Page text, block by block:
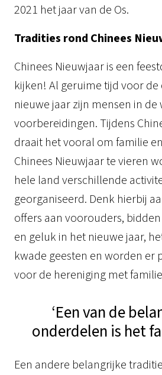
2021 het jaar van de Os.
Tradities rond Chinees
Chinees Nieuwjaar is een
kijken! Al geruime tijd voor
nieuwe jaar zijn mensen in de
voorbereidingen. Tijdens
draait het vooral om familie
Chinees Nieuwjaar te vieren
hele land verschillende
georganiseerd. Denk hierbij
offers aan voorouders,
en geluk in het nieuwe jaar,
kwade geesten en worden er
voor de hereniging met
‘Een van de
onderdelen is het
Een andere belangrijke